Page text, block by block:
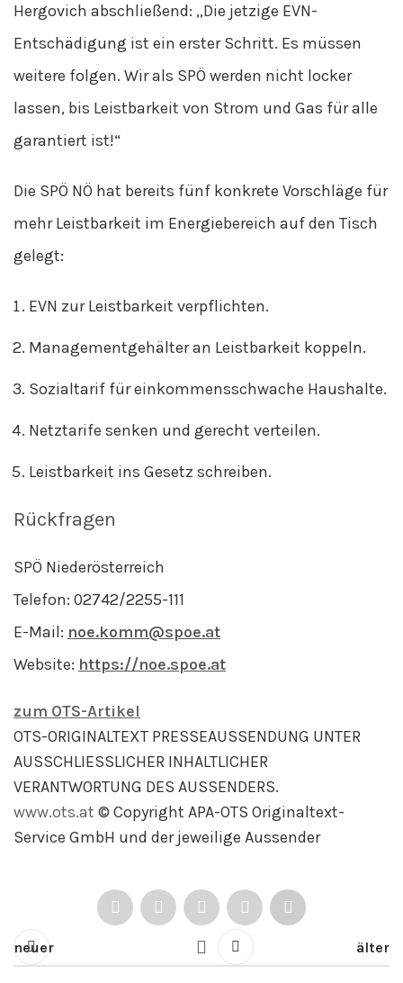
Hergovich abschließend: „Die jetzige EVN-
Entschädigung ist ein erster Schritt. Es müssen
weitere folgen. Wir als SPÖ werden nicht locker
lassen, bis Leistbarkeit von Strom und Gas für alle
garantiert ist!“
Die SPÖ NÖ hat bereits fünf konkrete Vorschläge für
mehr Leistbarkeit im Energiebereich auf den Tisch
gelegt:
EVN zur Leistbarkeit verpflichten.
Managementgehälter an Leistbarkeit koppeln.
Sozialtarif für einkommensschwache Haushalte.
Netztarife senken und gerecht verteilen.
Leistbarkeit ins Gesetz schreiben.
Rückfragen
SPÖ Niederösterreich
Telefon: 02742/2255-111
E-Mail: noe.komm@spoe.at
Website: https://noe.spoe.at
zum OTS-Artikel
OTS-ORIGINALTEXT PRESSEAUSSENDUNG UNTER
AUSSCHLIESSLICHER INHALTLICHER
VERANTWORTUNG DES AUSSENDERS.
www.ots.at © Copyright APA-OTS Originaltext-
Service GmbH und der jeweilige Aussender
neuer älter